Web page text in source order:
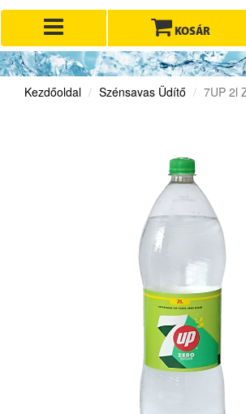
KOSÁR
Kezdőoldal Szénsavas Üdítő 7UP 2l